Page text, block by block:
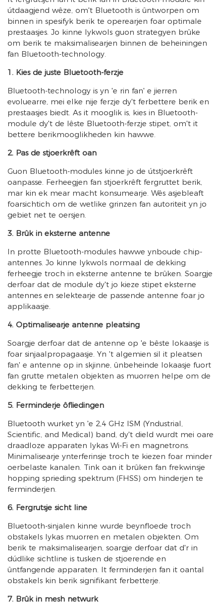
útdaagjend wêze, om't Bluetooth is ûntworpen om
binnen in spesifyk berik te operearjen foar optimale
prestaasjes. Jo kinne lykwols guon strategyen brûke
om berik te maksimalisearjen binnen de beheiningen
fan Bluetooth-technology.
1. Kies de juste Bluetooth-ferzje
Bluetooth-technology is yn 'e rin fan' e jierren
evoluearre, mei elke nije ferzje dy't ferbettere berik en
prestaasjes biedt. As it mooglik is, kies in Bluetooth-
module dy't de lêste Bluetooth-ferzje stipet, om't it
bettere berikmooglikheden kin hawwe.
2. Pas de stjoerkrêft oan
Guon Bluetooth-modules kinne jo de útstjoerkrêft
oanpasse. Ferheegjen fan stjoerkrêft fergruttet berik,
mar kin ek mear macht konsumearje. Wês asjebleaft
foarsichtich om de wetlike grinzen fan autoriteit yn jo
gebiet net te oersjen.
3. Brûk in eksterne antenne
In protte Bluetooth-modules hawwe ynboude chip-
antennes. Jo kinne lykwols normaal de dekking
ferheegje troch in eksterne antenne te brûken. Soargje
derfoar dat de module dy't jo kieze stipet eksterne
antennes en selektearje de passende antenne foar jo
applikaasje.
4. Optimalisearje antenne pleatsing
Soargje derfoar dat de antenne op 'e bêste lokaasje is
foar sinjaalpropagaasje. Yn 't algemien sil it pleatsen
fan' e antenne op in skjinne, ûnbeheinde lokaasje fuort
fan grutte metalen objekten as muorren helpe om de
dekking te ferbetterjen.
5. Ferminderje ôfliedingen
Bluetooth wurket yn 'e 2,4 GHz ISM (Yndustrial,
Scientific, and Medical) band, dy't dield wurdt mei oare
draadloze apparaten lykas Wi-Fi en magnetrons.
Minimalisearje ynterferinsje troch te kiezen foar minder
oerbelaste kanalen. Tink oan it brûken fan frekwinsje
hopping sprieding spektrum (FHSS) om hinderjen te
ferminderjen.
6. Fergrutsje sicht line
Bluetooth-sinjalen kinne wurde beynfloede troch
obstakels lykas muorren en metalen objekten. Om
berik te maksimalisearjen, soargje derfoar dat d'r in
dúdlike sichtline is tusken de stjoerende en
ûntfangende apparaten. It ferminderjen fan it oantal
obstakels kin berik signifikant ferbetterje.
7. Brûk in mesh netwurk